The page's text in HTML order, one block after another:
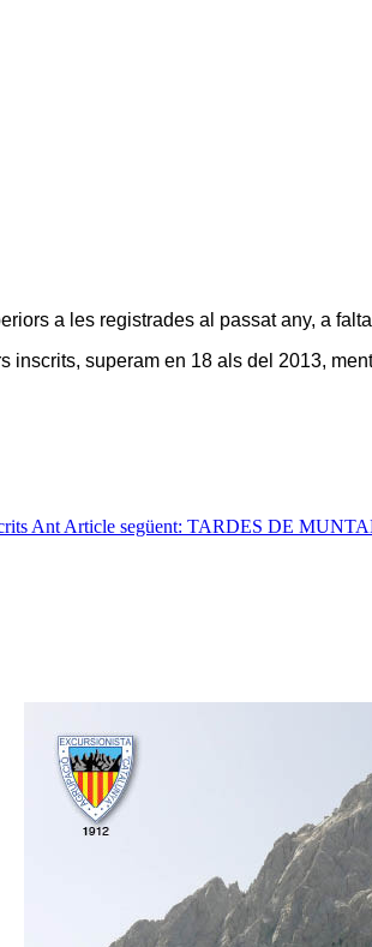
a les registrades al passat any, a
inscrits, superam en 18 als del 2013,
Ant Article següent: TARDES DE